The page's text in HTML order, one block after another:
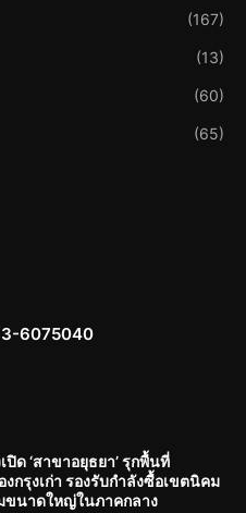
(167)
(13)
(60)
(65)
6075040
ปิด ‘สาขาอยุธยา’ รุกพื้นที่
งกรุงเก่า รองรับกำลังซื้อเขตนิคม
ขนาดใหญ่ในภาคกลาง